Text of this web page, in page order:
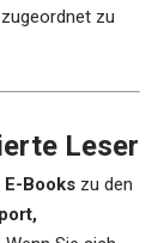
zu
Leser
E-Books zu den